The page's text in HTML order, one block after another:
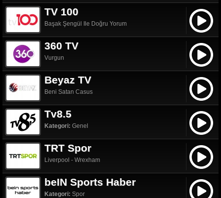
TV 100
Başak Şengül Ile Doğru Yorum
360 TV
Vurgun
Beyaz TV
Beni Satan Casus
Tv8.5
Kategori: Genel
TRT Spor
Liverpool - Wrexham
beIN Sports Haber
Kategori: Spor